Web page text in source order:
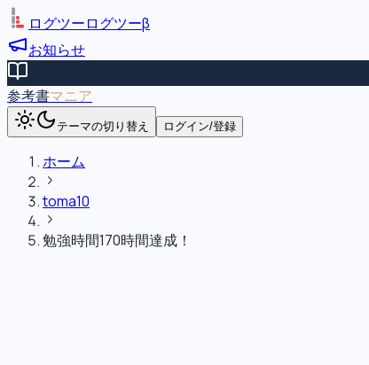
ログツーログツーβ
お知らせ
参考書マニア
テーマの切り替え ログイン/登録
ホーム
toma10
勉強時間170時間達成！